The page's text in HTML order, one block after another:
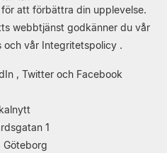
att förbättra din upplevelse.
webbtjänst godkänner du vår
och vår Integritetspolicy .
, Twitteroch Facebook
1
Göteborg